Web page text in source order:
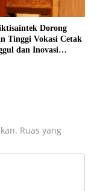
Dorong
Tinggi Vokasi Cetak
dan Inovasi
Ruas yang